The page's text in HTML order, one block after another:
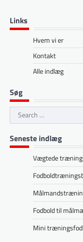
Links
Hvem vi er
Kontakt
Alle indlæg
Søg
Search
for:
Seneste indlæg
Vægtede
Fodbold til
Mini